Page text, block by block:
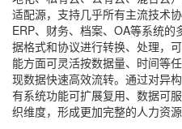
适配源，支持几乎所有主流技术
ERP、财务、档案、OA等系统
据格式和协议进行转换、处理，
能方面可灵活按数据量、时间等
现数据快速高效流转。通过对异
有系统功能可扩展复用、数据可
织维度，形成更加完整的人力资